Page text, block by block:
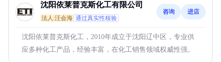
沈阳依莱普克斯化工有限公司
法人:汪会海 通过真实性核验
咨询 进店
沈阳依莱普克斯化工，2010年成立于沈阳辽中区，专业供
应多种化工产品，经验丰富，在化工销售领域权威性强。